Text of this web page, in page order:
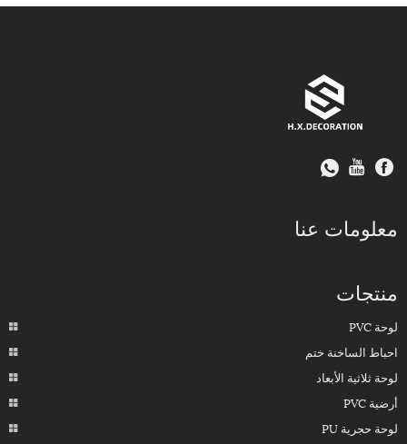
معلومات عنا
منتجات
لوحة PVC
احباط الساخنة ختم
لوحة ثلاثية الأبعاد
أرضية PVC
لوحة حجرية PU